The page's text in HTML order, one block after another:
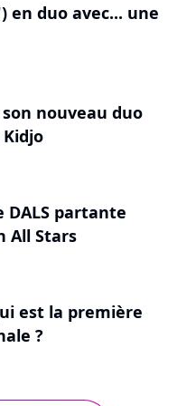
en duo avec... une
nouveau duo
DALS partante
All Stars
est la première
?